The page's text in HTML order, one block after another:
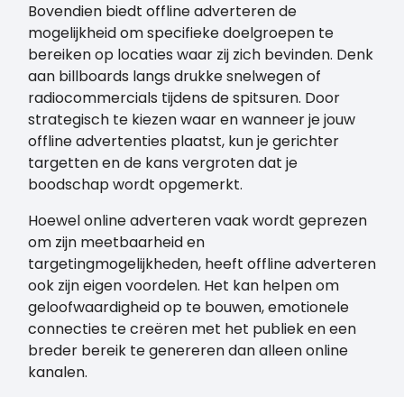
Bovendien biedt offline adverteren de
mogelijkheid om specifieke doelgroepen te
bereiken op locaties waar zij zich bevinden. Denk
aan billboards langs drukke snelwegen of
radiocommercials tijdens de spitsuren. Door
strategisch te kiezen waar en wanneer je jouw
offline advertenties plaatst, kun je gerichter
targetten en de kans vergroten dat je
boodschap wordt opgemerkt.
Hoewel online adverteren vaak wordt geprezen
om zijn meetbaarheid en
targetingmogelijkheden, heeft offline adverteren
ook zijn eigen voordelen. Het kan helpen om
geloofwaardigheid op te bouwen, emotionele
connecties te creëren met het publiek en een
breder bereik te genereren dan alleen online
kanalen.